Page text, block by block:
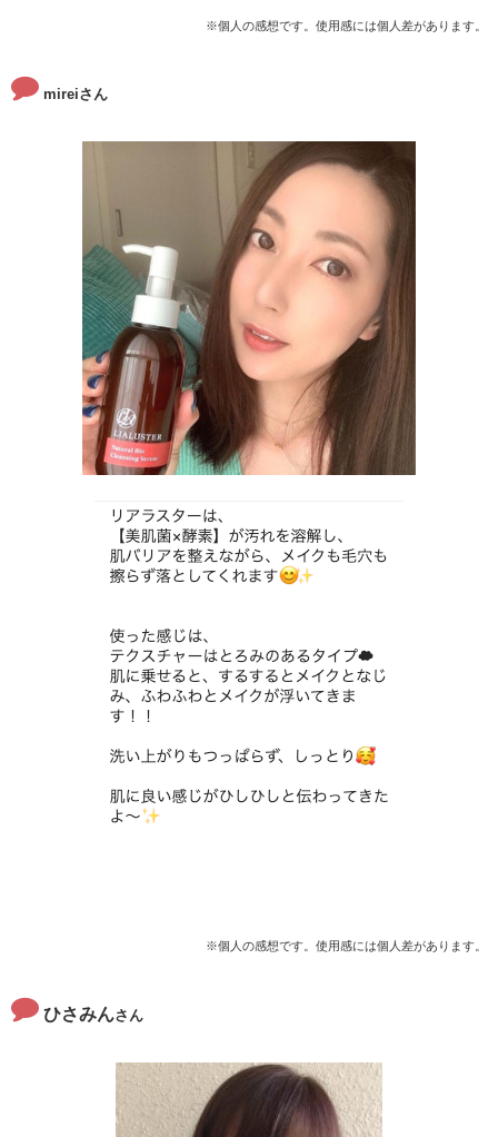
※個人の感想です。使用感には個人差があります。
mireiさん
※個人の感想です。使用感には個人差があります。
ひさみんさん